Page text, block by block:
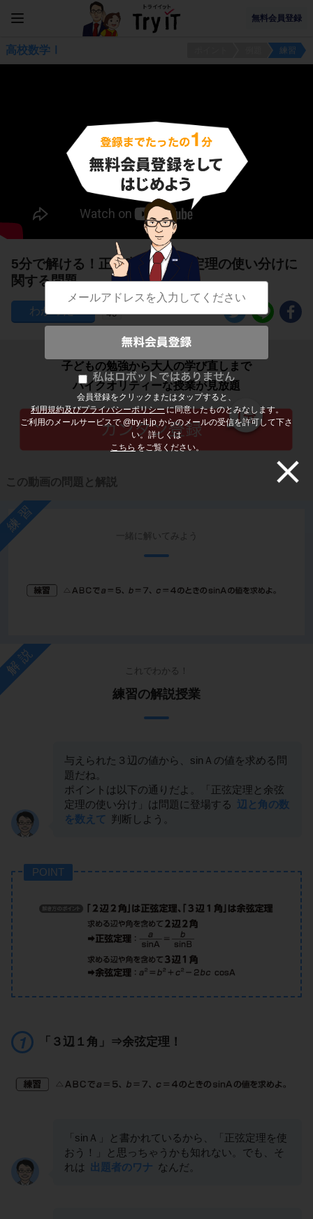
無料会員登録
会員登録をクリックまたはタップすると、
利用規約及びプライバシーポリシーに同意したものとみなします。
ご利用のメールサービスで @try-it.jp からのメールの受信を許可して下さ
い。詳しくは
こちら をご覧ください。
高校数学Ⅰ 練習
5分で解ける！正弦定理と余弦定理の使い分けに
関する問題
49
子どもの勉強から大人の学び直しまで
ハイクオリティーな授業が見放題
この動画の問題と解説
練習
一緒に解いてみよう
解説 これでわかる！
練習の解説授業
与えられた３辺の値から、sinＡの値を求める問
題だね。
ポイントは以下の通りだよ。「正弦定理と余弦
定理の使い分け」は問題に登場する 辺と角の数
を数えて 判断しよう。
POINT
「３辺１角」⇒余弦定理！
「sinＡ」と書かれているから、「正弦定理を使
おう！」と思っちゃうかも知れない。でも、そ
れは 出題者のワナ なんだ。